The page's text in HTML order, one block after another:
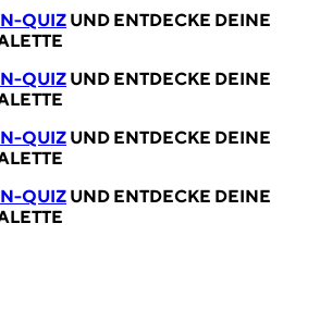
QUIZ UND ENTDECKE DEINE
QUIZ UND ENTDECKE DEINE
QUIZ UND ENTDECKE DEINE
QUIZ UND ENTDECKE DEINE